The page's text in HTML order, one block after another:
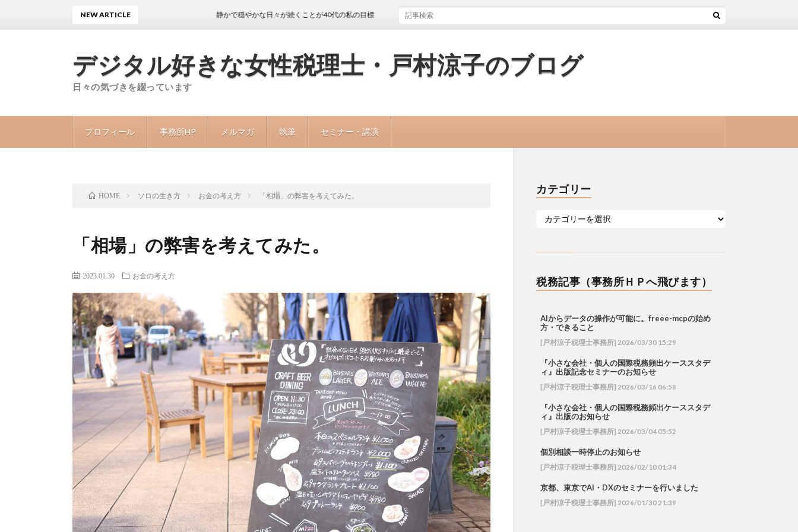
デジタル好きな女性税理士・戸村涼子のブログ
日々の気づきを綴っています
プロフィール 事務所HP メルマガ 執筆 セミナー・講演
NEW ARTICLE 静かで穏やかな日々が続くことが40代の私の目標
HOME ソロの生き方 お金の考え方 「相場」の弊害を考えてみた。
「相場」の弊害を考えてみた。
2023.01.30 お金の考え方
カテゴリー
税務記事（事務所ＨＰへ飛びます）
AIからデータの操作が可能に。freee-mcpの始め
方・できること
[戸村涼子税理士事務所] 2026/03/30 15:29
『小さな会社・個人の国際税務頻出ケーススタデ
ィ』出版記念セミナーのお知らせ
[戸村涼子税理士事務所] 2026/03/16 06:58
『小さな会社・個人の国際税務頻出ケーススタデ
ィ』出版のお知らせ
[戸村涼子税理士事務所] 2026/03/04 05:52
個別相談一時停止のお知らせ
[戸村涼子税理士事務所] 2026/02/10 01:34
京都、東京でAI・DXのセミナーを行いました
[戸村涼子税理士事務所] 2026/01/30 21:39